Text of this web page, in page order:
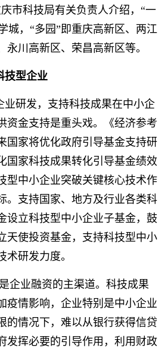
市科技局有关负责人介绍，“一
城，“多园”即重庆高新区、两江
永川高新区、荣昌高新区等。
技型企业
业研发，支持科技成果在中小企
资金支持是重头戏。《经济参考
国家将优化政府引导基金支持研
国家科技成果转化引导基金绩效
型中小企业突破关键核心技术作
。支持国家、地方及行业各类科
设立科技型中小企业子基金，鼓
天使投资基金，支持科技型中小
术研发力度。
企业融资的主渠道。科技成果
疫情影响，企业特别是中小企业
的情况下，难以从银行获得信贷
发挥必要的引导作用，利用财政